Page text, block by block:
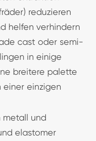
reduzieren
helfen verhindern
cast oder semi-
in einige
breitere palette
einer einzigen
metall und
elastomer